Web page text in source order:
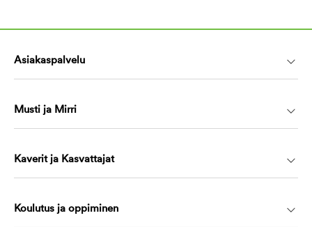
Asiakaspalvelu
Musti ja Mirri
Kaverit ja Kasvattajat
Koulutus ja oppiminen